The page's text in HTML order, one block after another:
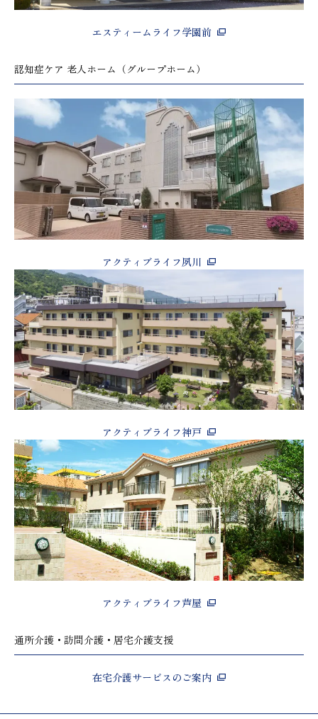
エスティームライフ学園前
認知症ケア 老人ホーム（グループホーム）
アクティブライフ夙川
アクティブライフ神戸
アクティブライフ芦屋
通所介護・訪問介護・居宅介護支援
在宅介護サービスのご案内